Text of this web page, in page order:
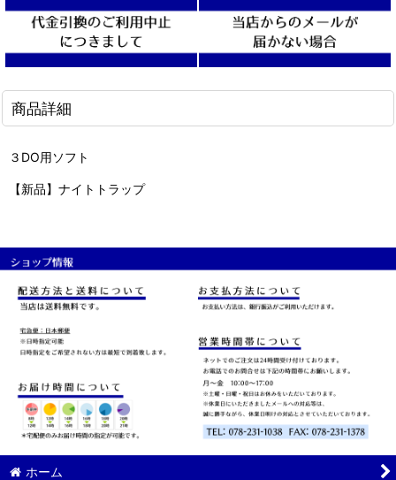
商品詳細
３DO用ソフト
【新品】ナイトトラップ
ホーム